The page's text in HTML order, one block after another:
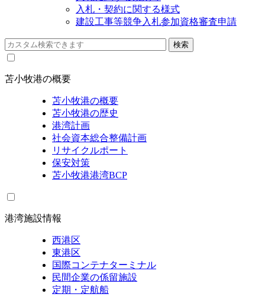
入札・契約に関する様式
建設工事等競争入札参加資格審査申請
苫小牧港の概要
苫小牧港の概要
苫小牧港の歴史
港湾計画
社会資本総合整備計画
リサイクルポート
保安対策
苫小牧港港湾BCP
港湾施設情報
西港区
東港区
国際コンテナターミナル
民間企業の係留施設
定期・定航船